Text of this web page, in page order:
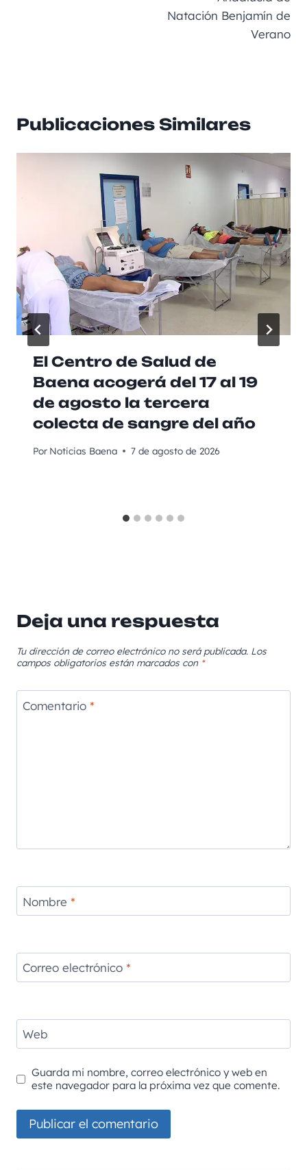
Natación Benjamín de
Verano
Publicaciones Similares
El Centro de Salud de
Baena acogerá del 17 al 19
de agosto la tercera
colecta de sangre del año
Por Noticias Baena 7 de agosto de 2026
Deja una respuesta
Tu dirección de correo electrónico no será publicada. Los
campos obligatorios están marcados con *
Comentario *
Nombre *
Correo electrónico *
Web
Guarda mi nombre, correo electrónico y web en
este navegador para la próxima vez que comente.